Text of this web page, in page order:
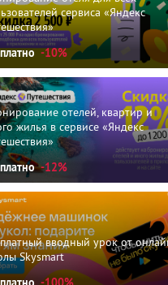
сервиса «Яндекс
-10%
отелей, квартир и
жилья в сервисе «Яндекс
-12%
вводный урок от
Skysmart